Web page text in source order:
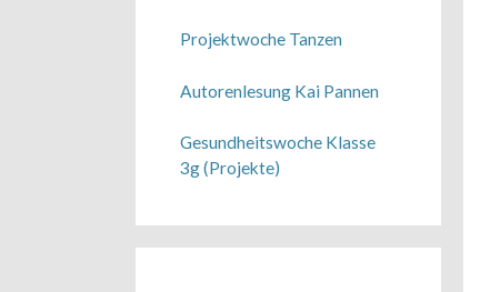
Projektwoche Tanzen
Autorenlesung Kai Pannen
Gesundheitswoche Klasse
3g (Projekte)